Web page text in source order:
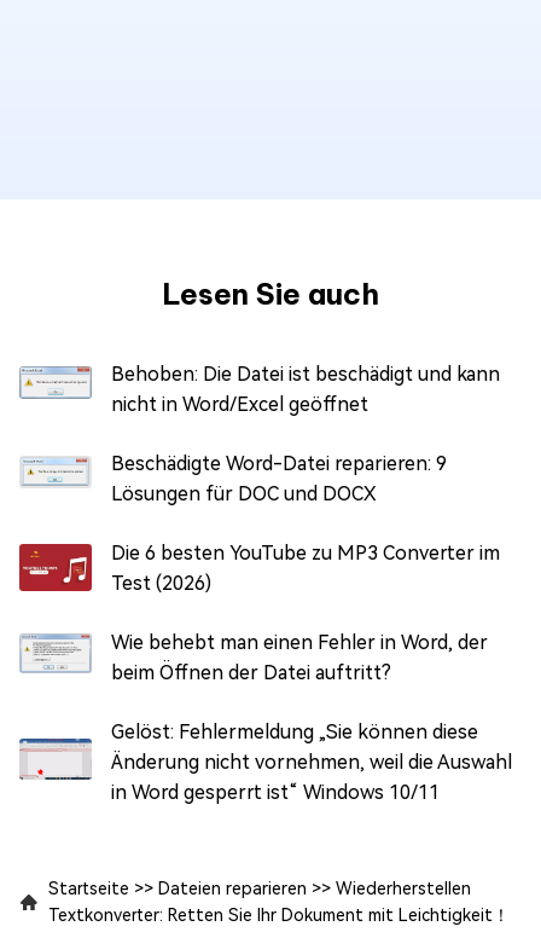
Lesen Sie auch
Behoben: Die Datei ist beschädigt und kann
nicht in Word/Excel geöffnet
Beschädigte Word-Datei reparieren: 9
Lösungen für DOC und DOCX
Die 6 besten YouTube zu MP3 Converter im
Test (2026)
Wie behebt man einen Fehler in Word, der
beim Öffnen der Datei auftritt?
Gelöst: Fehlermeldung „Sie können diese
Änderung nicht vornehmen, weil die Auswahl
in Word gesperrt ist“ Windows 10/11
Startseite >> Dateien reparieren >> Wiederherstellen
Textkonverter: Retten Sie Ihr Dokument mit Leichtigkeit！